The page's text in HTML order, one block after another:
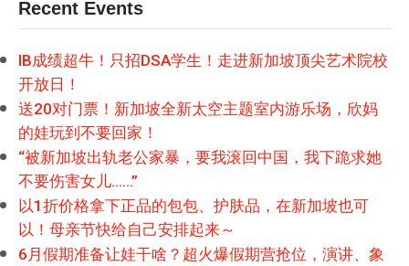
Recent Events
IB成绩超牛！只招DSA学生！走进新加坡顶尖艺术院校
开放日！
送20对门票！新加坡全新太空主题室内游乐场，欣妈
的娃玩到不要回家！
“被新加坡出轨老公家暴，要我滚回中国，我下跪求她
不要伤害女儿……”
以1折价格拿下正品的包包、护肤品，在新加坡也可
以！母亲节快给自己安排起来～
6月假期准备让娃干啥？超火爆假期营抢位，演讲、象